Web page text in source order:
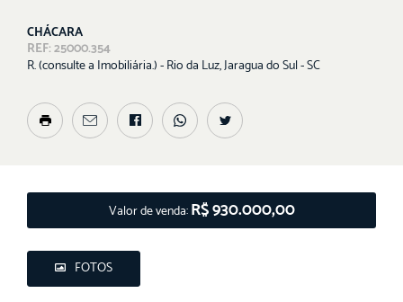
CHÁCARA
REF: 25000.354
R. (consulte a Imobiliária.) - Rio da Luz, Jaragua do Sul - SC
FOTOS
Valor de venda:R$ 930.000,00